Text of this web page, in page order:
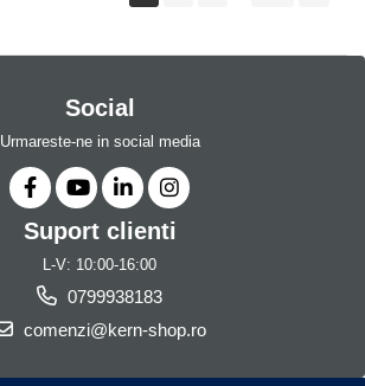
Social
Urmareste-ne in social media
Suport clienti
L-V: 10:00-16:00
0799938183
comenzi@kern-shop.ro